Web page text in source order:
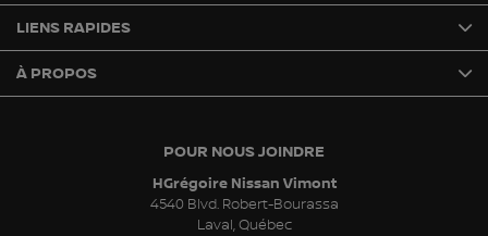
POUR NOUS JOINDRE
HGrégoire Nissan Vimont
4540 Blvd. Robert-Bourassa
Laval,Québec
LIENS RAPIDES
À PROPOS